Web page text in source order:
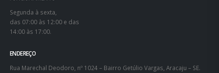
Segunda à sexta,
das 07:00 às 12:00 e das
14:00 às 17:00.
ENDEREÇO
Rua Marechal Deodoro, nº 1024 – Bairro Getúlio Vargas, Aracaju – SE.